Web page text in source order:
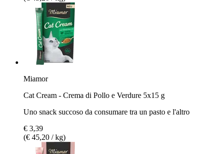
Miamor
Cat Cream - Crema di Pollo e Verdure 5x15 g
Uno snack succoso da consumare tra un pasto e l'altro
€ 3,39
(€ 45,20 / kg)